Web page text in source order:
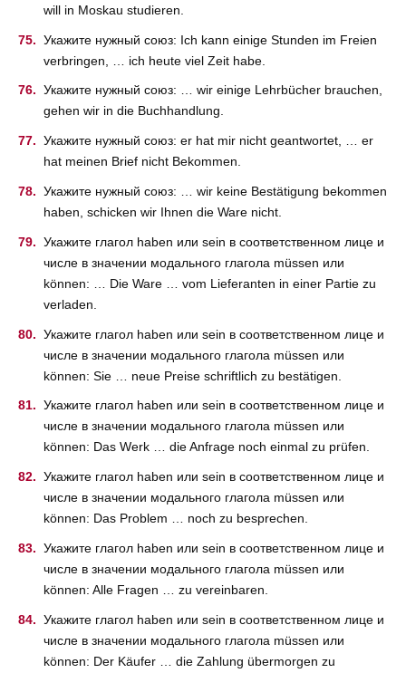
will in Moskau studieren.
Укажите нужный союз: Ich kann einige Stunden im Freien
verbringen, … ich heute viel Zeit habe.
Укажите нужный союз: … wir einige Lehrbücher brauchen,
gehen wir in die Buchhandlung.
Укажите нужный союз: er hat mir nicht geantwortet, … er
hat meinen Brief nicht Bekommen.
Укажите нужный союз: … wir keine Bestätigung bekommen
haben, schicken wir Ihnen die Ware nicht.
Укажите глагол haben или sein в соответственном лице и
числе в значении модального глагола müssen или
können: … Die Ware … vom Lieferanten in einer Partie zu
verladen.
Укажите глагол haben или sein в соответственном лице и
числе в значении модального глагола müssen или
können: Sie … neue Preise schriftlich zu bestätigen.
Укажите глагол haben или sein в соответственном лице и
числе в значении модального глагола müssen или
können: Das Werk … die Anfrage noch einmal zu prüfen.
Укажите глагол haben или sein в соответственном лице и
числе в значении модального глагола müssen или
können: Das Problem … noch zu besprechen.
Укажите глагол haben или sein в соответственном лице и
числе в значении модального глагола müssen или
können: Alle Fragen … zu vereinbaren.
Укажите глагол haben или sein в соответственном лице и
числе в значении модального глагола müssen или
können: Der Käufer … die Zahlung übermorgen zu